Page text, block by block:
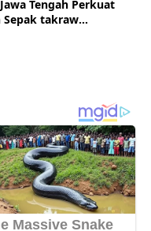
Tengah Perkuat
Sepak takraw